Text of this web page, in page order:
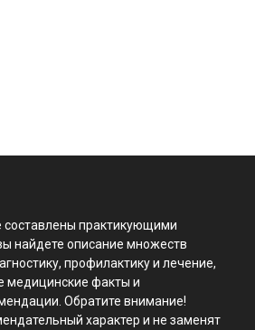
составлены практикующими
найдете описание множеств
профилактику и лечение,
медицинские факты и
Обратите внимание!
характер и не заменят